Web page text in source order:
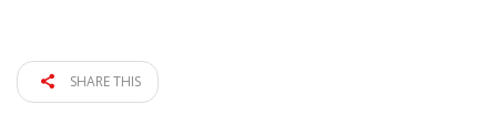
SHARE THIS